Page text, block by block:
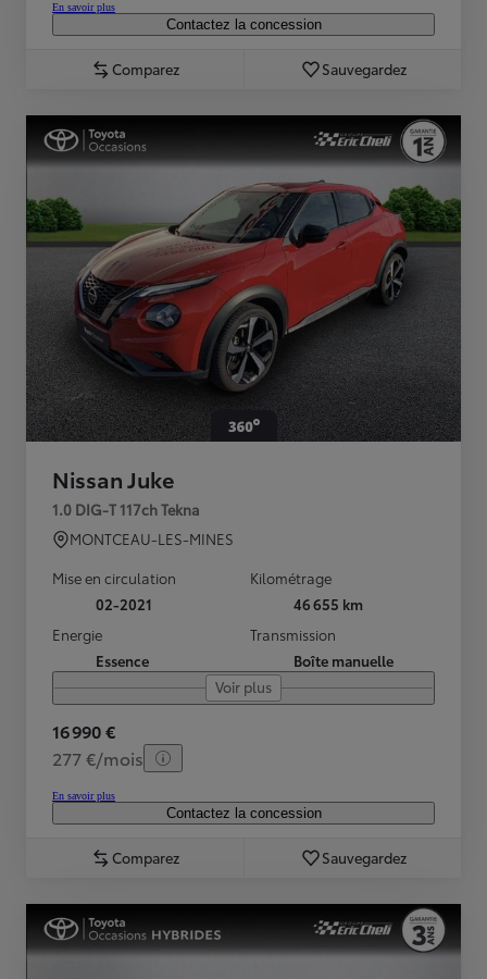
En savoir plus
Contactez la concession
Comparez Sauvegardez
Nissan Juke
1.0 DIG-T 117ch Tekna
MONTCEAU-LES-MINES
Mise en circulation
02-2021
Kilométrage
46 655 km
Energie
Essence
Transmission
Boîte manuelle
Voir plus
16 990 €
277 €/mois
En savoir plus
Contactez la concession
Comparez Sauvegardez